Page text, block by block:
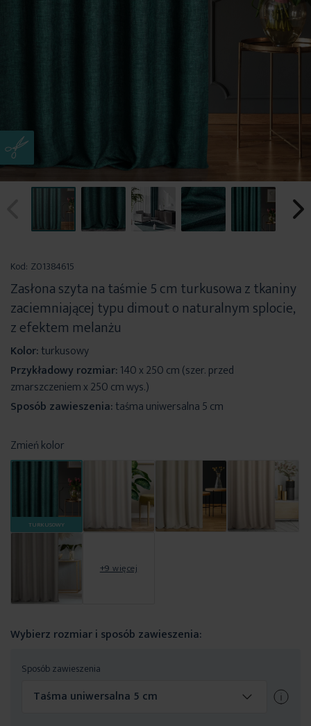
początek
galerii
Kod: Z01384615
Zasłona szyta na taśmie 5 cm turkusowa z tkaniny
zaciemniającej typu dimout o naturalnym splocie,
z efektem melanżu
Kolor:turkusowy
Przykładowy rozmiar:140 x 250 cm (szer. przed
zmarszczeniem x 250 cm wys.)
Sposób zawieszenia:taśma uniwersalna 5 cm
Zmień kolor
TURKUSOWY
+9 więcej
Wybierz rozmiar i sposób zawieszenia:
Sposób zawieszenia
Taśma uniwersalna 5 cm